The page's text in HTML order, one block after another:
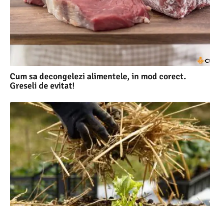
Cum sa decongelezi alimentele, in mod corect.
Greseli de evitat!